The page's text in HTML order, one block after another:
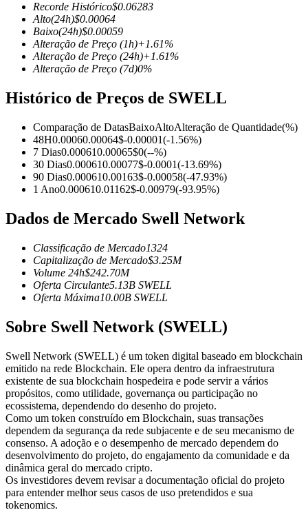
Derivativos de ações, câmbio, metais preciosos e commodities
Futuros de USDC
Futuros usando USDC como garantia
Copiar Trading
Torne-se um Trader de Cópias
Desfrute da partilha de lucros e comissões de copy trading
Recorde Histórico$0.06283
Alto(24h)$0.00064
Baixo(24h)$0.00059
Alteração de Preço (1h)+1.61%
Alteração de Preço (24h)+1.61%
Alteração de Preço (7d)0%
Histórico de Preços de SWELL
Comparação de DatasBaixoAltoAlteração de Quantidade(%)
48H0.00060.00064$-0.00001(-1.56%)
7 Dias0.000610.00065$0(--%)
30 Dias0.000610.00077$-0.0001(-13.69%)
90 Dias0.000610.00163$-0.00058(-47.93%)
1 Ano0.000610.01162$-0.00979(-93.95%)
Dados de Mercado Swell Network
Classificação de Mercado1324
Capitalização de Mercado$3.25M
Volume 24h$242.70M
Oferta Circulante5.13B SWELL
Oferta Máxima10.00B SWELL
Sobre Swell Network (SWELL)
Swell Network (SWELL) é um token digital baseado em blockchain
emitido na rede Blockchain. Ele opera dentro da infraestrutura
existente de sua blockchain hospedeira e pode servir a vários
propósitos, como utilidade, governança ou participação no
ecossistema, dependendo do desenho do projeto.
Como um token construído em Blockchain, suas transações
dependem da segurança da rede subjacente e de seu mecanismo de
consenso. A adoção e o desempenho de mercado dependem do
desenvolvimento do projeto, do engajamento da comunidade e da
dinâmica geral do mercado cripto.
Os investidores devem revisar a documentação oficial do projeto
para entender melhor seus casos de uso pretendidos e sua
tokenomics.